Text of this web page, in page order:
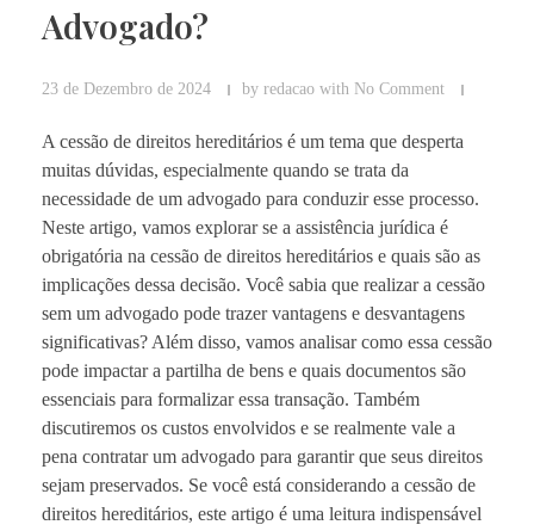
Advogado?
23 de Dezembro de 2024 by redacao with No Comment
A cessão de direitos hereditários é um tema que desperta
muitas dúvidas, especialmente quando se trata da
necessidade de um advogado para conduzir esse processo.
Neste artigo, vamos explorar se a assistência jurídica é
obrigatória na cessão de direitos hereditários e quais são as
implicações dessa decisão. Você sabia que realizar a cessão
sem um advogado pode trazer vantagens e desvantagens
significativas? Além disso, vamos analisar como essa cessão
pode impactar a partilha de bens e quais documentos são
essenciais para formalizar essa transação. Também
discutiremos os custos envolvidos e se realmente vale a
pena contratar um advogado para garantir que seus direitos
sejam preservados. Se você está considerando a cessão de
direitos hereditários, este artigo é uma leitura indispensável